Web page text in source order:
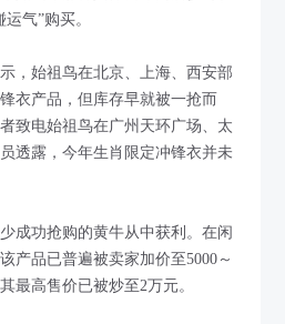
气”购买。
，始祖鸟在北京、上海、西安部
衣产品，但库存早就被一抢而
致电始祖鸟在广州天环广场、太
透露，今年生肖限定冲锋衣并未
成功抢购的黄牛从中获利。在闲
产品已普遍被卖家加价至5000～
最高售价已被炒至2万元。